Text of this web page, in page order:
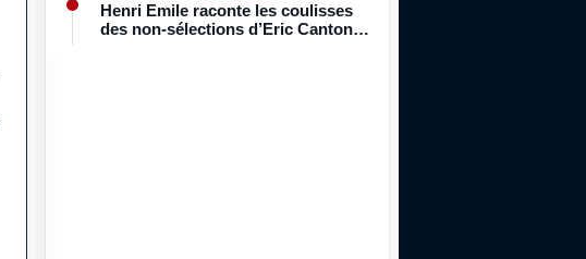
Henri Emile raconte les coulisses
des non-sélections d’Eric Cantona,